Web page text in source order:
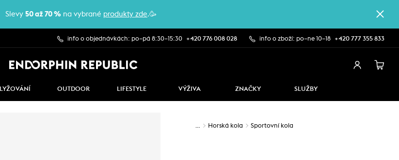
Slevy 50 až 70 % na vybrané produkty zde.🥳
info o objednávkách: po–pá 8:30–15:30 +420 776 008 028 info o zboží: po–ne 10–18 +420 777 355 833
LYŽOVÁNÍ OUTDOOR LIFESTYLE VÝŽIVA ZNAČKY SLUŽBY
… Horská kola Sportovní kola